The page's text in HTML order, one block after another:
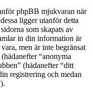
phpBB mjukvaran när
ligger utanför detta
som skapats av
in din information är
men är inte begränsat
“anonyma
(hädanefter “ditt
registrering och medan